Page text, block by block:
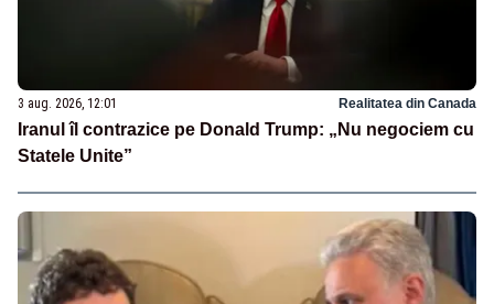
3 aug. 2026, 12:01 Realitatea din Canada
Iranul îl contrazice pe Donald Trump: „Nu negociem cu
Statele Unite”